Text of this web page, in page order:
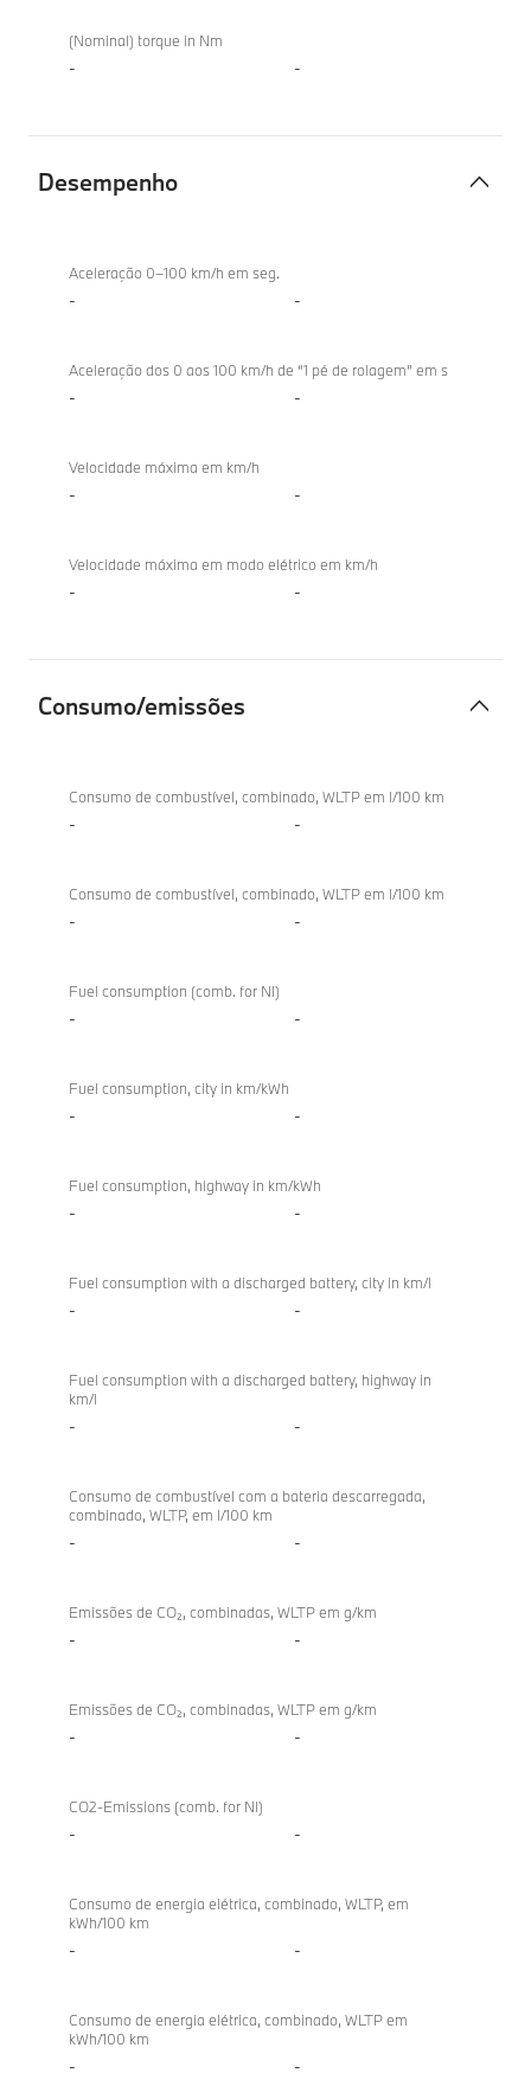
(Nominal) torque in Nm
- -
Desempenho
Aceleração 0–100 km/h em seg.
- -
Aceleração dos 0 aos 100 km/h de “1 pé de rolagem” em s
- -
Velocidade máxima em km/h
- -
Velocidade máxima em modo elétrico em km/h
- -
Consumo/emissões
Consumo de combustível, combinado, WLTP em l/100 km
- -
Consumo de combustível, combinado, WLTP em l/100 km
- -
Fuel consumption (comb. for NI)
- -
Fuel consumption, city in km/kWh
- -
Fuel consumption, highway in km/kWh
- -
Fuel consumption with a discharged battery, city in km/l
- -
Fuel consumption with a discharged battery, highway in
km/l
- -
Consumo de combustível com a bateria descarregada,
combinado, WLTP, em l/100 km
- -
Emissões de CO₂, combinadas, WLTP em g/km
- -
Emissões de CO₂, combinadas, WLTP em g/km
- -
CO2-Emissions (comb. for NI)
- -
Consumo de energia elétrica, combinado, WLTP, em
kWh/100 km
- -
Consumo de energia elétrica, combinado, WLTP em
kWh/100 km
- -